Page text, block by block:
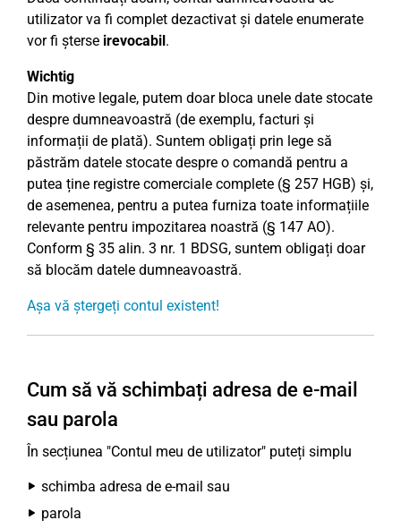
utilizator va fi complet dezactivat și datele enumerate
vor fi șterse irevocabil .
Wichtig
Din motive legale, putem doar bloca unele date stocate
despre dumneavoastră (de exemplu, facturi și
informații de plată). Suntem obligați prin lege să
păstrăm datele stocate despre o comandă pentru a
putea ține registre comerciale complete (§ 257 HGB) și,
de asemenea, pentru a putea furniza toate informațiile
relevante pentru impozitarea noastră (§ 147 AO).
Conform § 35 alin. 3 nr. 1 BDSG, suntem obligați doar
să blocăm datele dumneavoastră.
Așa vă ștergeți contul existent!
Cum să vă schimbați adresa de e-mail
sau parola
În secțiunea "Contul meu de utilizator" puteți simplu
schimba adresa de e-mail sau
parola